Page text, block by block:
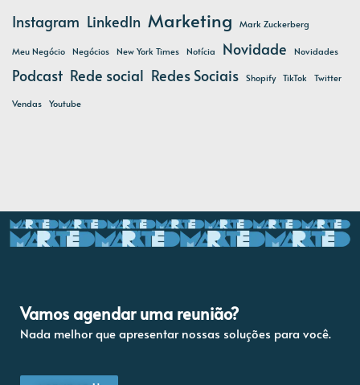
Instagram LinkedIn Marketing Mark Zuckerberg
Meu Negócio Negócios New York Times Notícia Novidade Novidades
Podcast Rede social Redes Sociais Shopify TikTok Twitter
Vendas Youtube
Vamos agendar uma reunião?
Nada melhor que apresentar nossas soluções para você.